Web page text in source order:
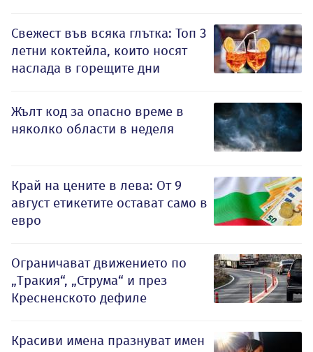
Свежест във всяка глътка: Топ 3
летни коктейла, които носят
наслада в горещите дни
Жълт код за опасно време в
няколко области в неделя
Край на цените в лева: От 9
август етикетите остават само в
евро
Ограничават движението по
„Тракия“, „Струма“ и през
Кресненското дефиле
Красиви имена празнуват имен